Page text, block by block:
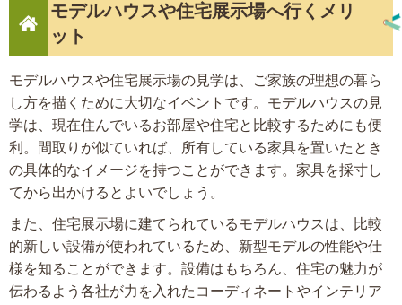
モデルハウスや住宅展示場へ行くメリ
ット
モデルハウスや住宅展示場の見学は、ご家族の理想の暮ら
し方を描くために大切なイベントです。モデルハウスの見
学は、現在住んでいるお部屋や住宅と比較するためにも便
利。間取りが似ていれば、所有している家具を置いたとき
の具体的なイメージを持つことができます。家具を採寸し
てから出かけるとよいでしょう。
また、住宅展示場に建てられているモデルハウスは、比較
的新しい設備が使われているため、新型モデルの性能や仕
様を知ることができます。設備はもちろん、住宅の魅力が
伝わるよう各社が力を入れたコーディネートやインテリア